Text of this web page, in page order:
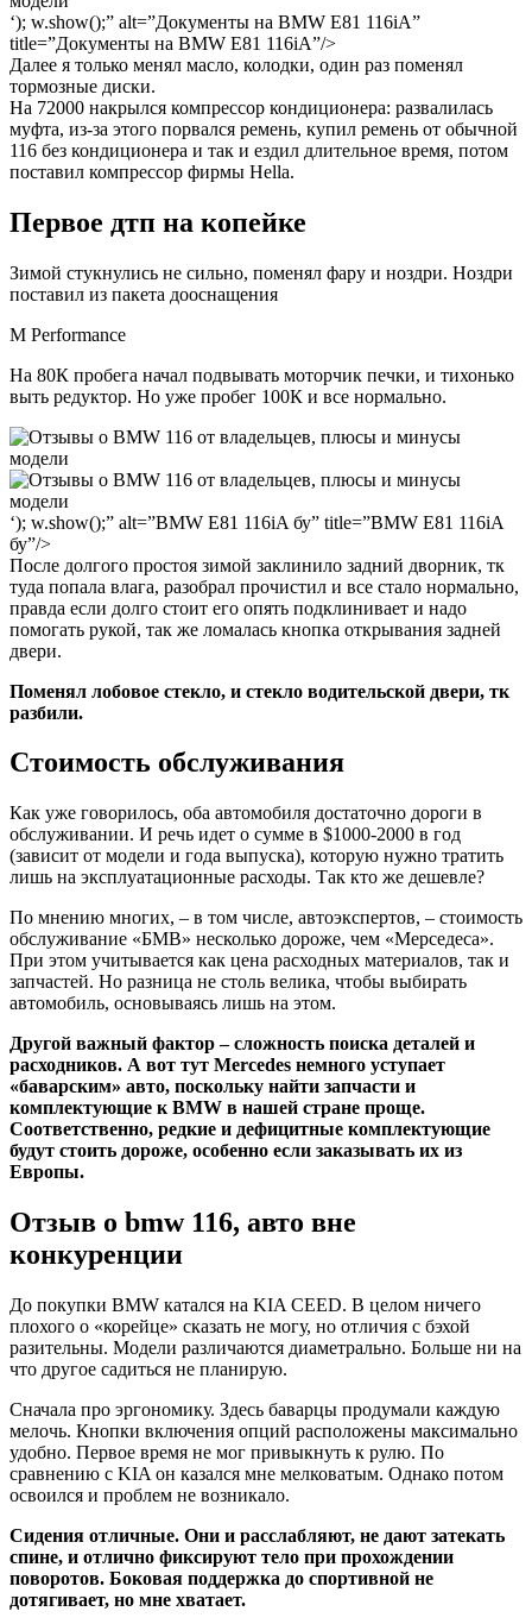
‘); w.show();” alt=”Документы на BMW E81 116iA”
title=”Документы на BMW E81 116iA”/>
Далее я только менял масло, колодки, один раз поменял
тормозные диски.
На 72000 накрылся компрессор кондиционера: развалилась
муфта, из-за этого порвался ремень, купил ремень от обычной
116 без кондиционера и так и ездил длительное время, потом
поставил компрессор фирмы Hella.
Первое дтп на копейке
Зимой стукнулись не сильно, поменял фару и ноздри. Ноздри
поставил из пакета дооснащения
M Performance
На 80К пробега начал подвывать моторчик печки, и тихонько
выть редуктор. Но уже пробег 100К и все нормально.
‘); w.show();” alt=”BMW E81 116iA бу” title=”BMW E81 116iA
бу”/>
После долгого простоя зимой заклинило задний дворник, тк
туда попала влага, разобрал прочистил и все стало нормально,
правда если долго стоит его опять подклинивает и надо
помогать рукой, так же ломалась кнопка открывания задней
двери.
Поменял лобовое стекло, и стекло водительской двери, тк
разбили.
Стоимость обслуживания
Как уже говорилось, оба автомобиля достаточно дороги в
обслуживании. И речь идет о сумме в $1000-2000 в год
(зависит от модели и года выпуска), которую нужно тратить
лишь на эксплуатационные расходы. Так кто же дешевле?
По мнению многих, – в том числе, автоэкспертов, – стоимость
обслуживание «БМВ» несколько дороже, чем «Мерседеса».
При этом учитывается как цена расходных материалов, так и
запчастей. Но разница не столь велика, чтобы выбирать
автомобиль, основываясь лишь на этом.
Другой важный фактор – сложность поиска деталей и
расходников. А вот тут Mercedes немного уступает
«баварским» авто, поскольку найти запчасти и
комплектующие к BMW в нашей стране проще.
Соответственно, редкие и дефицитные комплектующие
будут стоить дороже, особенно если заказывать их из
Европы.
Отзыв о bmw 116, авто вне
конкуренции
До покупки BMW катался на KIA CEED. В целом ничего
плохого о «корейце» сказать не могу, но отличия с бэхой
разительны. Модели различаются диаметрально. Больше ни на
что другое садиться не планирую.
Сначала про эргономику. Здесь баварцы продумали каждую
мелочь. Кнопки включения опций расположены максимально
удобно. Первое время не мог привыкнуть к рулю. По
сравнению с KIA он казался мне мелковатым. Однако потом
освоился и проблем не возникало.
Сидения отличные. Они и расслабляют, не дают затекать
спине, и отлично фиксируют тело при прохождении
поворотов. Боковая поддержка до спортивной не
дотягивает, но мне хватает.